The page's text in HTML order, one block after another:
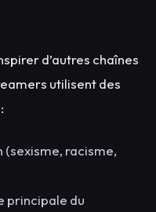
d’autres chaînes
utilisent des
(sexisme, racisme,
principale du